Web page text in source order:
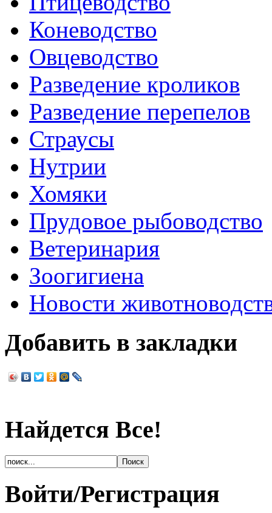
Коневодство
Овцеводство
Разведение кроликов
Разведение перепелов
Страусы
Нутрии
Хомяки
Прудовое рыбоводство
Ветеринария
Зоогигиена
Новости
Добавить в закладки
Найдется Все!
Войти/Регистрация